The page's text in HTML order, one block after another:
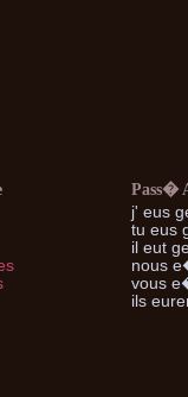
Pass�
j' eus
tu eus
il eut
nous
vous
ils